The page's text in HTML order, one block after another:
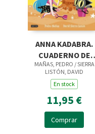
ANNA KADABRA.
CUADERNO DE
VACACIONES. 2º DE
PRIMARIA
MAÑAS, PEDRO / SIERRA
LISTÓN, DAVID
En stock
11,95 €
Comprar